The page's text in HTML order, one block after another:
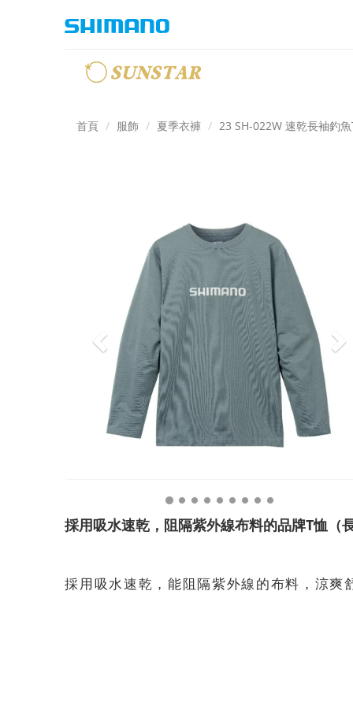
首頁 服飾 夏季衣褲 23 SH-022W 速乾長袖釣
採用吸水速乾，阻隔紫外線布料的品牌T恤（
採用吸水速乾，能阻隔紫外線的布料，涼